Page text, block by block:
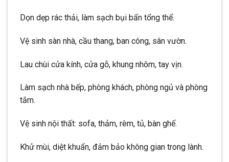
Dọn dẹp rác thải, làm sạch bụi bẩn tổng thể.
Vệ sinh sàn nhà, cầu thang, ban công, sân vườn.
Lau chùi cửa kính, cửa gỗ, khung nhôm, tay vịn.
Làm sạch nhà bếp, phòng khách, phòng ngủ và phòng
tắm.
Vệ sinh nội thất: sofa, thảm, rèm, tủ, bàn ghế.
Khử mùi, diệt khuẩn, đảm bảo không gian trong lành.